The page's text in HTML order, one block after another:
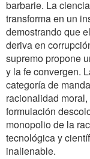
barbarie. La
transforma en un
demostrando que
deriva en
supremo propone
y la fe convergen.
categoría de
racionalidad
formulación
monopolio de la
tecnológica y
inalienable.